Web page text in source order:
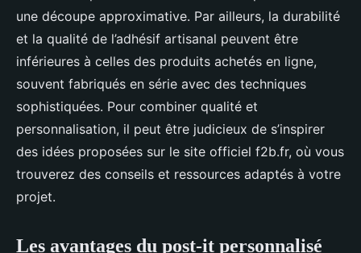
une découpe approximative. Par ailleurs, la durabilité
et la qualité de l’adhésif artisanal peuvent être
inférieures à celles des produits achetés en ligne,
souvent fabriqués en série avec des techniques
sophistiquées. Pour combiner qualité et
personnalisation, il peut être judicieux de s’inspirer
des idées proposées sur le site officiel f2b.fr, où vous
trouverez des conseils et ressources adaptés à votre
projet.
Les avantages du post-it personnalisé